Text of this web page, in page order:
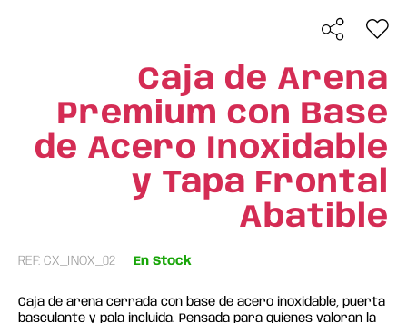
Caja de Arena
Premium con Base
de Acero Inoxidable
y Tapa Frontal
Abatible
REF: CX_INOX_02 En Stock
Caja de arena cerrada con base de acero inoxidable, puerta
basculante y pala incluida. Pensada para quienes valoran la